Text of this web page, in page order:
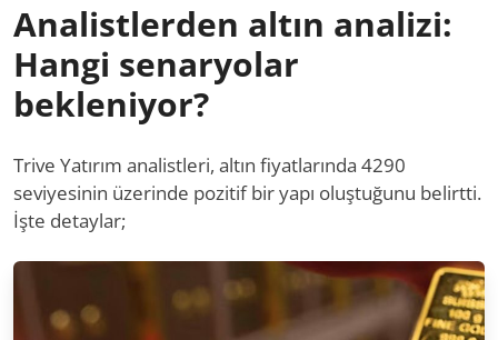
Analistlerden altın analizi:
Hangi senaryolar
bekleniyor?
Trive Yatırım analistleri, altın fiyatlarında 4290
seviyesinin üzerinde pozitif bir yapı oluştuğunu belirtti.
İşte detaylar;